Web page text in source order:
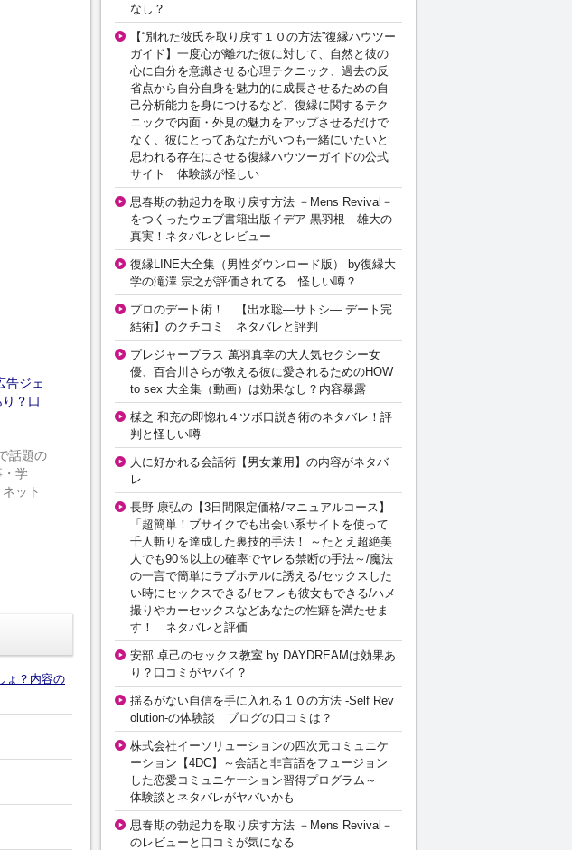
告ジェ
？口
話題の
学
ット
ょ？内容の
なし？
【“別れた彼氏を取り戻す１０の方法”復縁ハウツー
ガイド】一度心が離れた彼に対して、自然と彼の
心に自分を意識させる心理テクニック、過去の反
省点から自分自身を魅力的に成長させるための自
己分析能力を身につけるなど、復縁に関するテク
ニックで内面・外見の魅力をアップさせるだけで
なく、彼にとってあなたがいつも一緒にいたいと
思われる存在にさせる復縁ハウツーガイドの公式
サイト 体験談が怪しい
思春期の勃起力を取り戻す方法 －Mens Revival－
をつくったウェブ書籍出版イデア 黒羽根 雄大の
真実！ネタバレとレビュー
復縁LINE大全集（男性ダウンロード版） by復縁大
学の滝澤 宗之が評価されてる 怪しい噂？
プロのデート術！ 【出水聡―サトシ― デート完
結術】のクチコミ ネタバレと評判
プレジャープラス 萬羽真幸の大人気セクシー女
優、百合川さらが教える彼に愛されるためのHOW
to sex 大全集（動画）は効果なし？内容暴露
楳之 和充の即惚れ４ツボ口説き術のネタバレ！評
判と怪しい噂
人に好かれる会話術【男女兼用】の内容がネタバ
レ
長野 康弘の【3日間限定価格/マニュアルコース】
「超簡単！ブサイクでも出会い系サイトを使って
千人斬りを達成した裏技的手法！ ～たとえ超絶美
人でも90％以上の確率でヤレる禁断の手法～/魔法
の一言で簡単にラブホテルに誘える/セックスした
い時にセックスできる/セフレも彼女もできる/ハメ
撮りやカーセックスなどあなたの性癖を満たせま
す！ ネタバレと評価
安部 卓己のセックス教室 by DAYDREAMは効果あ
り？口コミがヤバイ？
揺るがない自信を手に入れる１０の方法 -Self Rev
olution-の体験談 ブログの口コミは？
株式会社イーソリューションの四次元コミュニケ
ーション【4DC】～会話と非言語をフュージョン
した恋愛コミュニケーション習得プログラム～
体験談とネタバレがヤバいかも
思春期の勃起力を取り戻す方法 －Mens Revival－
のレビューと口コミが気になる